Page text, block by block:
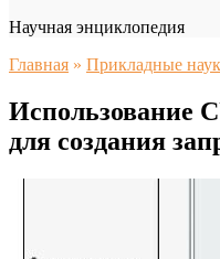
Научная энциклопедия
Главная » Прикладные
Использование
для создания